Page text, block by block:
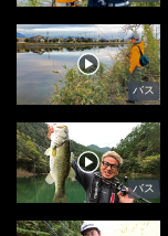
バス
バス